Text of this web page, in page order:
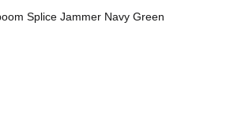
Splice Jammer Navy Green